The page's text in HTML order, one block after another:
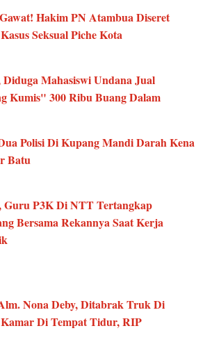
Hakim PN Atambua Diseret
Seksual Piche Kota
Diduga Mahasiswi Undana Jual
Kumis" 300 Ribu Buang Dalam
Polisi Di Kupang Mandi Darah Kena
Batu
Guru P3K Di NTT Tertangkap
Bersama Rekannya Saat Kerja
Nona Deby, Ditabrak Truk Di
Di Tempat Tidur, RIP